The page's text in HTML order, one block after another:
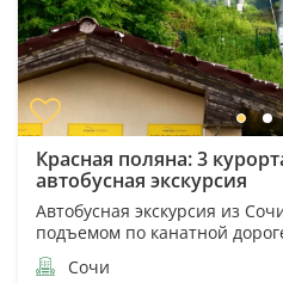
Красная поляна: 3
автобусная экскурсия
Автобусная экскурсия из
подъемом по канатной
Сочи